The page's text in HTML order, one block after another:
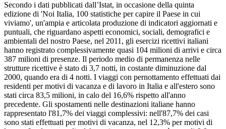
Secondo i dati pubblicati dall’Istat, in occasione della quinta
edizione di 'Noi Italia, 100 statistiche per capire il Paese in cui
viviamo', un'ampia e articolata produzione di indicatori aggiornati e
puntuali, che riguardano aspetti economici, sociali, demografici e
ambientali del nostro Paese, nel 2011, gli esercizi ricettivi italiani
hanno registrato complessivamente quasi 104 milioni di arrivi e circa
387 milioni di presenze. Il periodo medio di permanenza nelle
strutture ricettive è stato di 3,7 notti, in costante diminuzione dal
2000, quando era di 4 notti. I viaggi con pernottamento effettuati dai
residenti per motivi di vacanza e di lavoro in Italia e all'estero sono
stati circa 83,5 milioni, in calo del 16,6% rispetto all'anno
precedente. Gli spostamenti nelle destinazioni italiane hanno
rappresentato l'81,7% dei viaggi complessivi: nell'87,7% dei casi
sono stati effettuati per motivi di vacanza, nel 12,3% per motivi di